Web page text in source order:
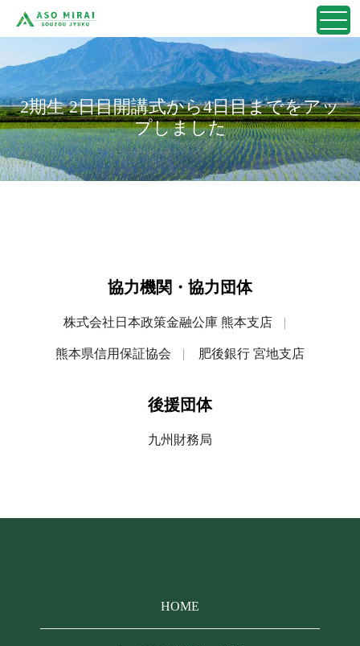
2期生 2日目開講式から4日目までをアッ
プしました
協力機関・協力団体
株式会社日本政策金融公庫 熊本支店
熊本県信用保証協会 肥後銀行 宮地支店
後援団体
九州財務局
HOME